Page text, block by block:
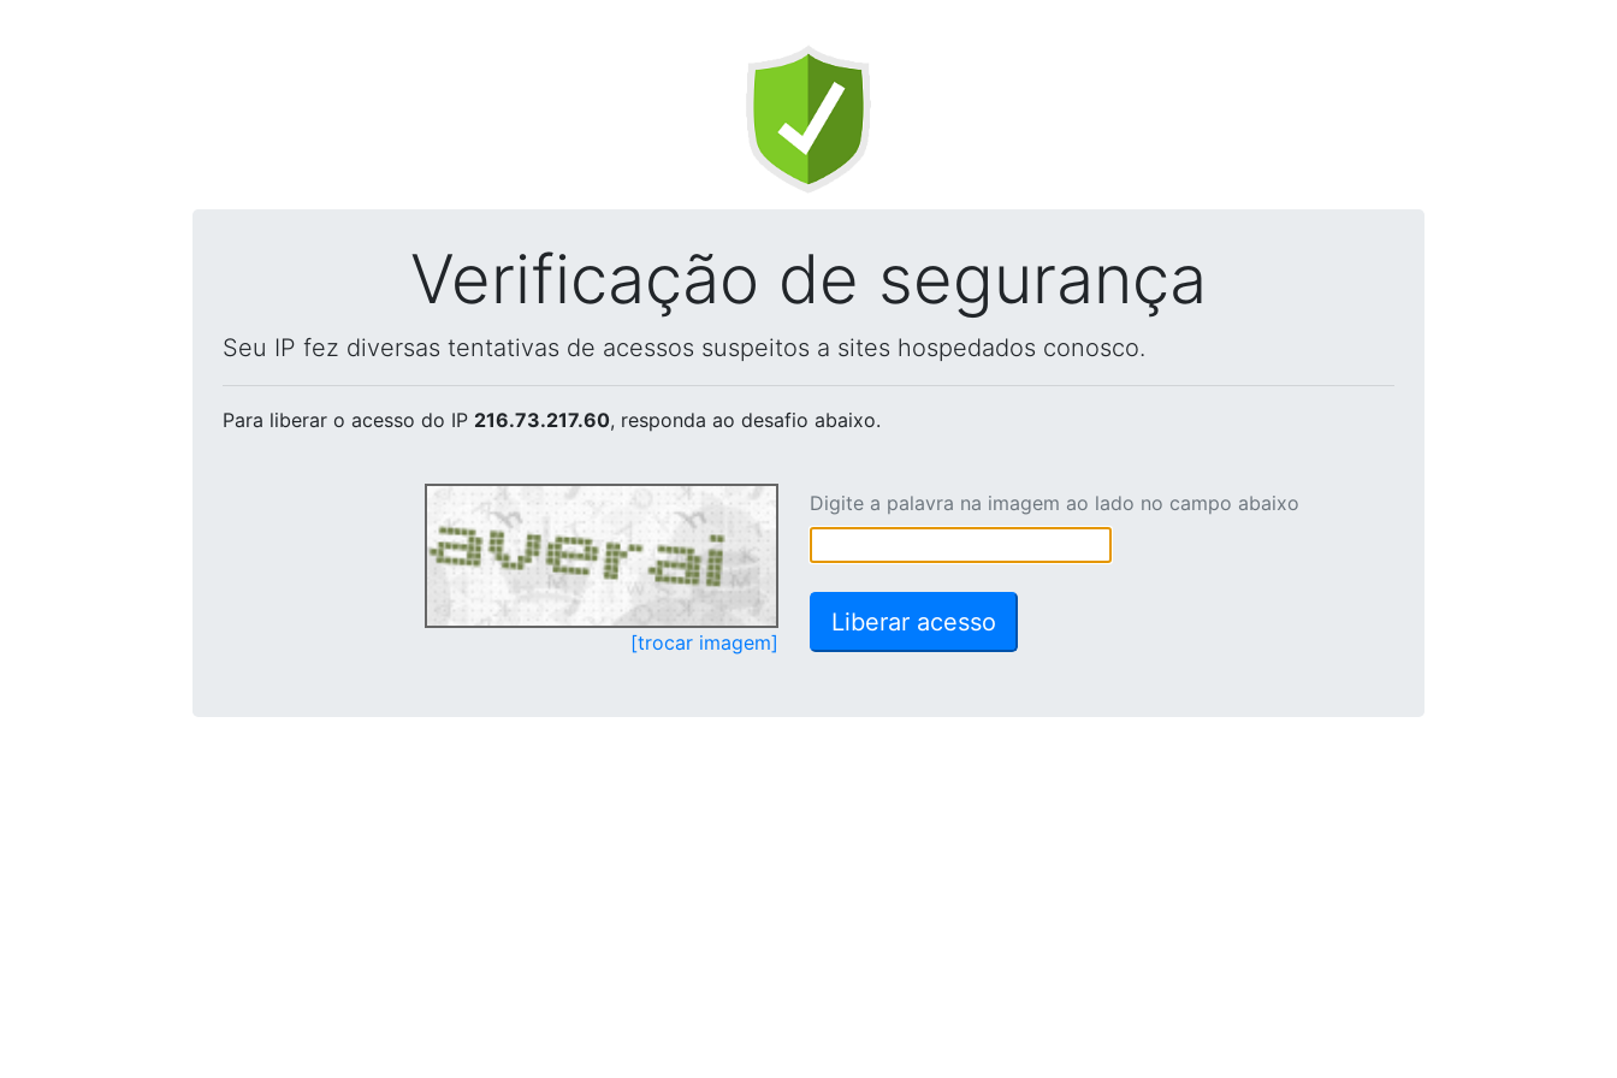
Verificação de segurança
Seu IP fez diversas tentativas de acessos suspeitos a sites hospedados conosco.
Para liberar o acesso do IP 216.73.217.60, responda ao desafio abaixo.
[trocar imagem]
Digite a palavra na imagem ao lado no campo abaixo